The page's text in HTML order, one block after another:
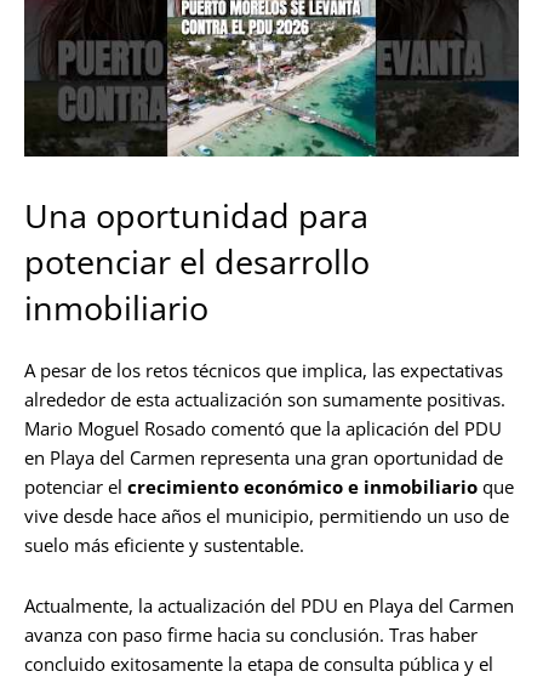
Una oportunidad para
potenciar el desarrollo
inmobiliario
A pesar de los retos técnicos que implica, las expectativas
alrededor de esta actualización son sumamente positivas.
Mario Moguel Rosado comentó que la aplicación del PDU
en Playa del Carmen representa una gran oportunidad de
potenciar el crecimiento económico e inmobiliario que
vive desde hace años el municipio, permitiendo un uso de
suelo más eficiente y sustentable.
Actualmente, la actualización del PDU en Playa del Carmen
avanza con paso firme hacia su conclusión. Tras haber
concluido exitosamente la etapa de consulta pública y el